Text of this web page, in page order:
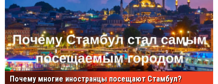
Почему многие иностранцы посещают Стамбул?